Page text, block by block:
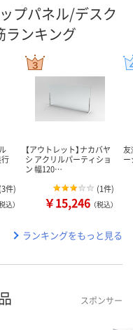
プパネル/デスク
ランキング
行
(3件)
込）
【アウトレット】ナカバヤ
シ アクリルパーティショ
ン 幅120…
(1件)
￥15,246 （税込）
友
ランキングをもっと見る
スポンサー